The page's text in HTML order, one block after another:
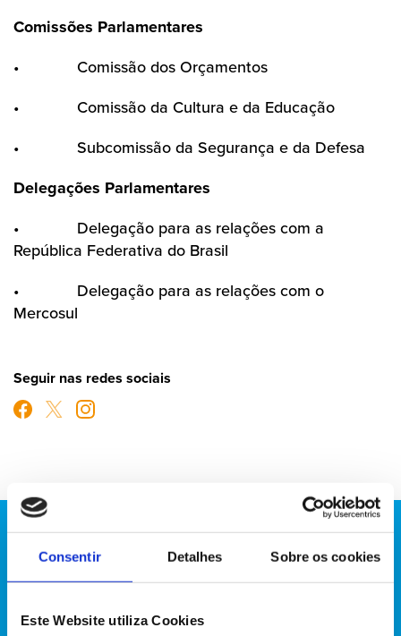
Consentir Detalhes Sobre os cookies
Este Website utiliza Cookies
Comissões Parlamentares
• Comissão dos Orçamentos
• Comissão da Cultura e da Educação
• Subcomissão da Segurança e da Defesa
Delegações Parlamentares
•
Delegação para as relações com a
República Federativa do Brasil
•
Delegação para as relações com o
Mercosul
Seguir nas redes sociais